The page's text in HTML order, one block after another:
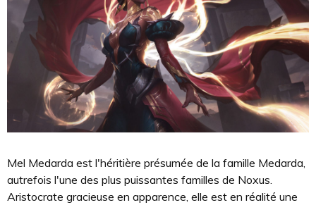
Mel Medarda est l'héritière présumée de la famille Medarda,
autrefois l'une des plus puissantes familles de Noxus.
Aristocrate gracieuse en apparence, elle est en réalité une